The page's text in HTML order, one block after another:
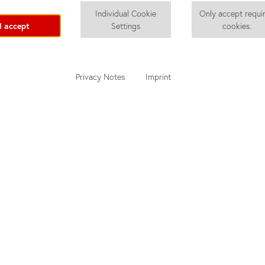
I accept
Individual Cookie
Settings
Only accept
cookies.
Privacy Notes Imprint